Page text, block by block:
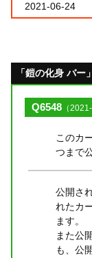
2021-06-24
「鎧の化身 バ
Q6548 （
このカ
つまで
公開さ
れたカ
ます。
また公
も、公